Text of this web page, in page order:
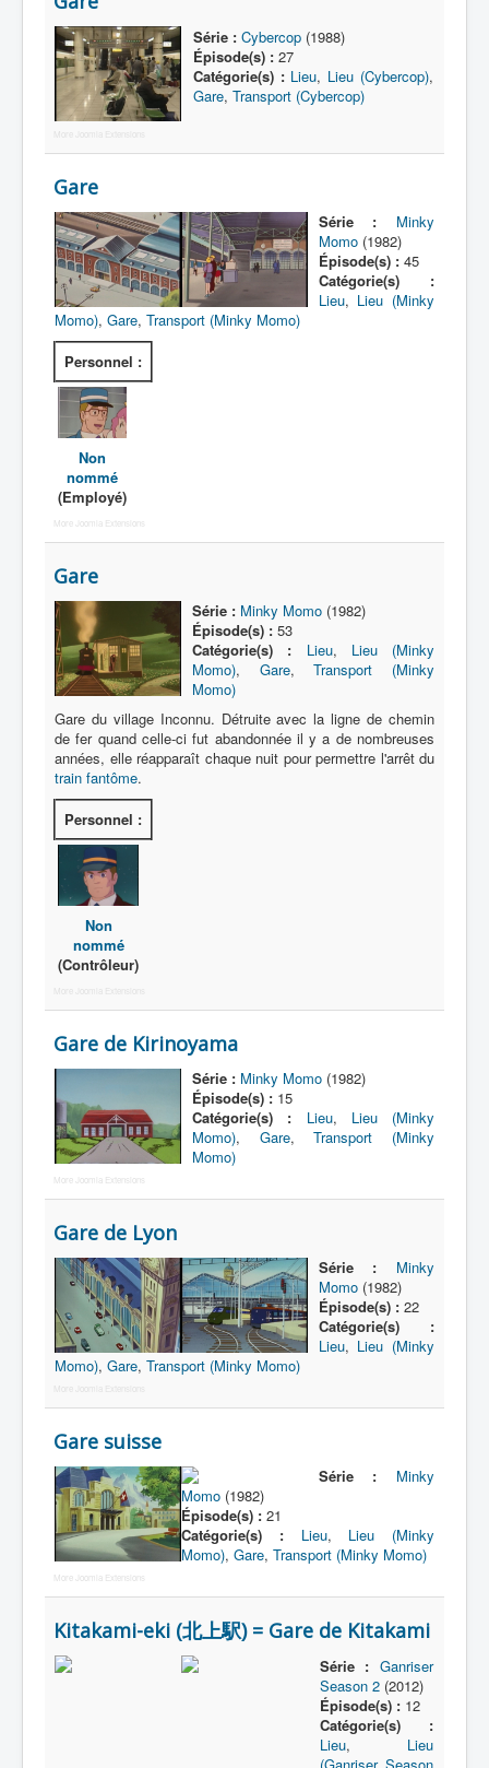
Série
Acteur
Équipe
Personnage
Transformation
Équipement
Mecha
Objet
Lieu
Épisode
Référence
Fanservice
Générique
Nom
Catégorie
Base héroïque
Base ennemie
Série : Cybercop(1988)
Épisode(s) :27
Catégorie(s) : Lieu, Lieu (Cybercop),
Gare, Transport (Cybercop)
More Joomla Extensions
Gare
Série :
Minky
Momo(1982)
Épisode(s) :45
Catégorie(s) :
Lieu, Lieu (Minky
Momo), Gare, Transport (Minky Momo)
Personnel :
Non
nommé
(Employé)
More Joomla Extensions
Gare
Série : Minky Momo(1982)
Épisode(s) :53
Catégorie(s) :
Lieu, Lieu (Minky
Momo), Gare,Transport (Minky
Momo)
Gare du village Inconnu. Détruite avec la ligne de chemin
de fer quand celle-ci fut abandonnée il y a de nombreuses
années, elle réapparaît chaque nuit pour permettre l'arrêt du
train fantôme.
Personnel :
Non
nommé
(Contrôleur)
More Joomla Extensions
Gare de Kirinoyama
Série : Minky Momo(1982)
Épisode(s) :15
Catégorie(s) :
Lieu, Lieu (Minky
Momo), Gare,Transport (Minky
Momo)
More Joomla Extensions
Gare de Lyon
Série :
Minky
Momo(1982)
Épisode(s) :22
Catégorie(s) :
Lieu, Lieu (Minky
Momo), Gare, Transport (Minky Momo)
More Joomla Extensions
Gare suisse
Série :
Minky
Momo(1982)
Épisode(s) :21
Catégorie(s) :
Lieu, Lieu (Minky
Momo), Gare, Transport (Minky Momo)
More Joomla Extensions
Kitakami-eki (北上駅) = Gare de Kitakami
Série : Ganriser
Season 2(2012)
Épisode(s) :12
Catégorie(s) :
Lieu, Lieu